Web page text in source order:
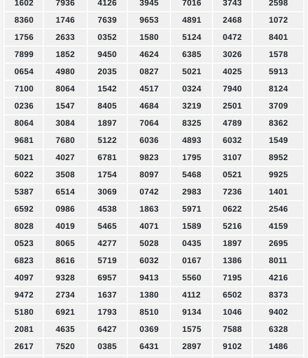
1602
7936 4126 3945 7016 3743
2598
8360
1746 7639 9653 4891 2468
1072
1756
2633 0352 1580 5124 0472
8401
7899
1852 9450 4624 6385 3026
1578
0654
4980 2035 0827 5021 4025
5913
7100
8064 1542 4517 0324 7940
8124
0236
1547 8405 4684 3219 2501
3709
8064
3084 1897 7064 8325 4789
8362
9681
7680 5122 6036 4893 6032
1549
5021
4027 6781 9823 1795 3107
8952
6022
3508 1754 8097 5468 0521
9925
5387
6514 3069 0742 2983 7236
1401
6592
0986 4538 1863 5971 0622
2546
8028
4019 5465 4071 1589 5216
4159
0523
8065 4277 5028 0435 1897
2695
6823
8616 5719 6032 0167 1386
8011
4097
9328 6957 9413 5560 7195
4216
9472
2734 1637 1380 4112 6502
8373
5180
6921 1793 8510 9134 1046
9402
2081
4635 6427 0369 1575 7588
6328
2617
7520 0385 6431 2897 9102
1486